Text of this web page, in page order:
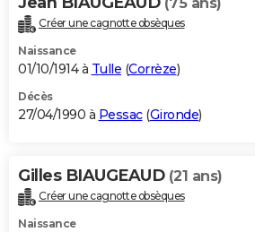
Créer une cagnotte obsèques
Naissance
01/10/1914 à Tulle (Corrèze)
Décès
27/04/1990 à Pessac(Gironde)
Gilles BIAUGEAUD (21 ans)
Créer une cagnotte obsèques
Naissance